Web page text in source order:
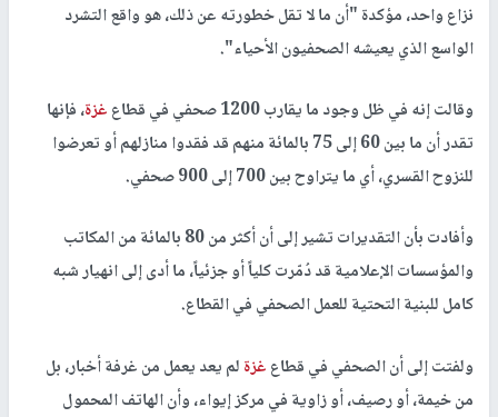
نزاع واحد، مؤكدة "أن ما لا تقل خطورته عن ذلك، هو واقع التشرد
الواسع الذي يعيشه الصحفيون الأحياء".
وقالت إنه في ظل وجود ما يقارب 1200 صحفي في قطاع غزة، فإنها
تقدر أن ما بين 60 إلى 75 بالمائة منهم قد فقدوا منازلهم أو تعرضوا
للنزوح القسري، أي ما يتراوح بين 700 إلى 900 صحفي.
وأفادت بأن التقديرات تشير إلى أن أكثر من 80 بالمائة من المكاتب
والمؤسسات الإعلامية قد دُمّرت كلياً أو جزئياً، ما أدى إلى انهيار شبه
كامل للبنية التحتية للعمل الصحفي في القطاع.
ولفتت إلى أن الصحفي في قطاعغزةلم يعد يعمل من غرفة أخبار، بل
من خيمة، أو رصيف، أو زاوية في مركز إيواء، وأن الهاتف المحمول